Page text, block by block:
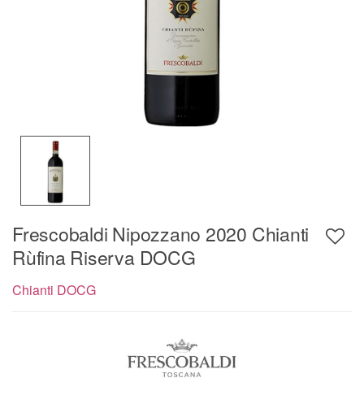
Frescobaldi Nipozzano 2020 Chianti
Rùfina Riserva DOCG
Chianti DOCG